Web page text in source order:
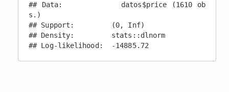
## Data:            datos$price (1610 ob
s.)
## Support:         (0, Inf)
## Density:         stats::dlnorm
## Log-likelihood:  -14885.72